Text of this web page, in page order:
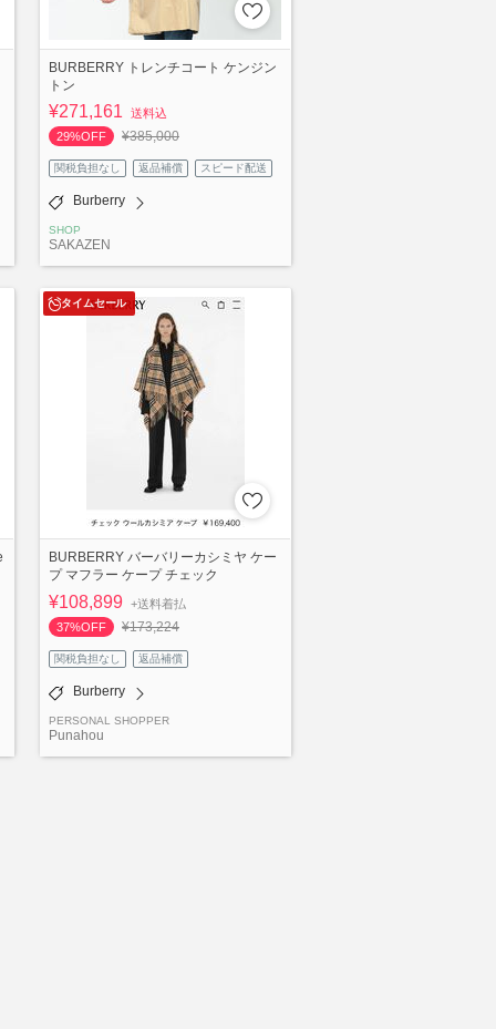
BURBERRY トレンチコート ケンジン
トン
¥271,161
送料込
29%OFF
¥385,000
関税負担なし 返品補償 スピード配送
Burberry
SHOP
SAKAZEN
タイムセール
BURBERRY バーバリーカシミヤ ケー
プ マフラー ケープ チェック
¥108,899 +送料着払
37%OFF
¥173,224
関税負担なし 返品補償
Burberry
PERSONAL SHOPPER
Punahou